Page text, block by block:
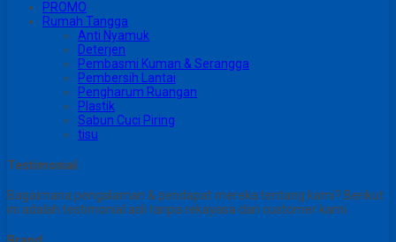
PROMO
Rumah Tangga
Anti Nyamuk
Deterjen
Pembasmi Kuman & Serangga
Pembersih Lantai
Pengharum Ruangan
Plastik
Sabun Cuci Piring
tisu
Testimonial
Bagaimana pengalaman & pendapat mereka tentang kami? Berikut
ini adalah testimonial asli tanpa rekayasa dari customer kami.